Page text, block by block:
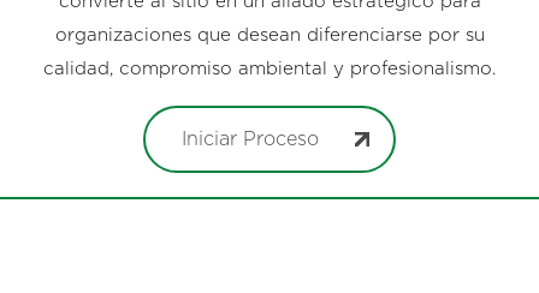
organizaciones que desean diferenciarse por su
calidad, compromiso ambiental y profesionalismo.
Iniciar Proceso